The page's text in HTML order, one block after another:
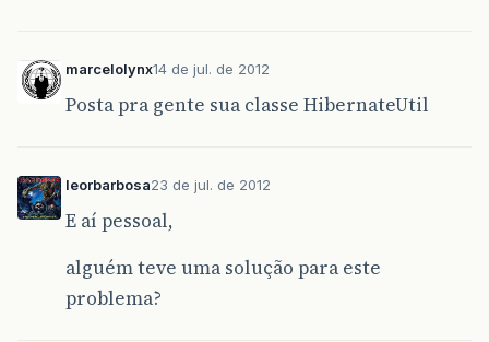
marcelolynx14 de jul. de 2012
Posta pra gente sua classe HibernateUtil
leorbarbosa23 de jul. de 2012
E aí pessoal,
alguém teve uma solução para este
problema?